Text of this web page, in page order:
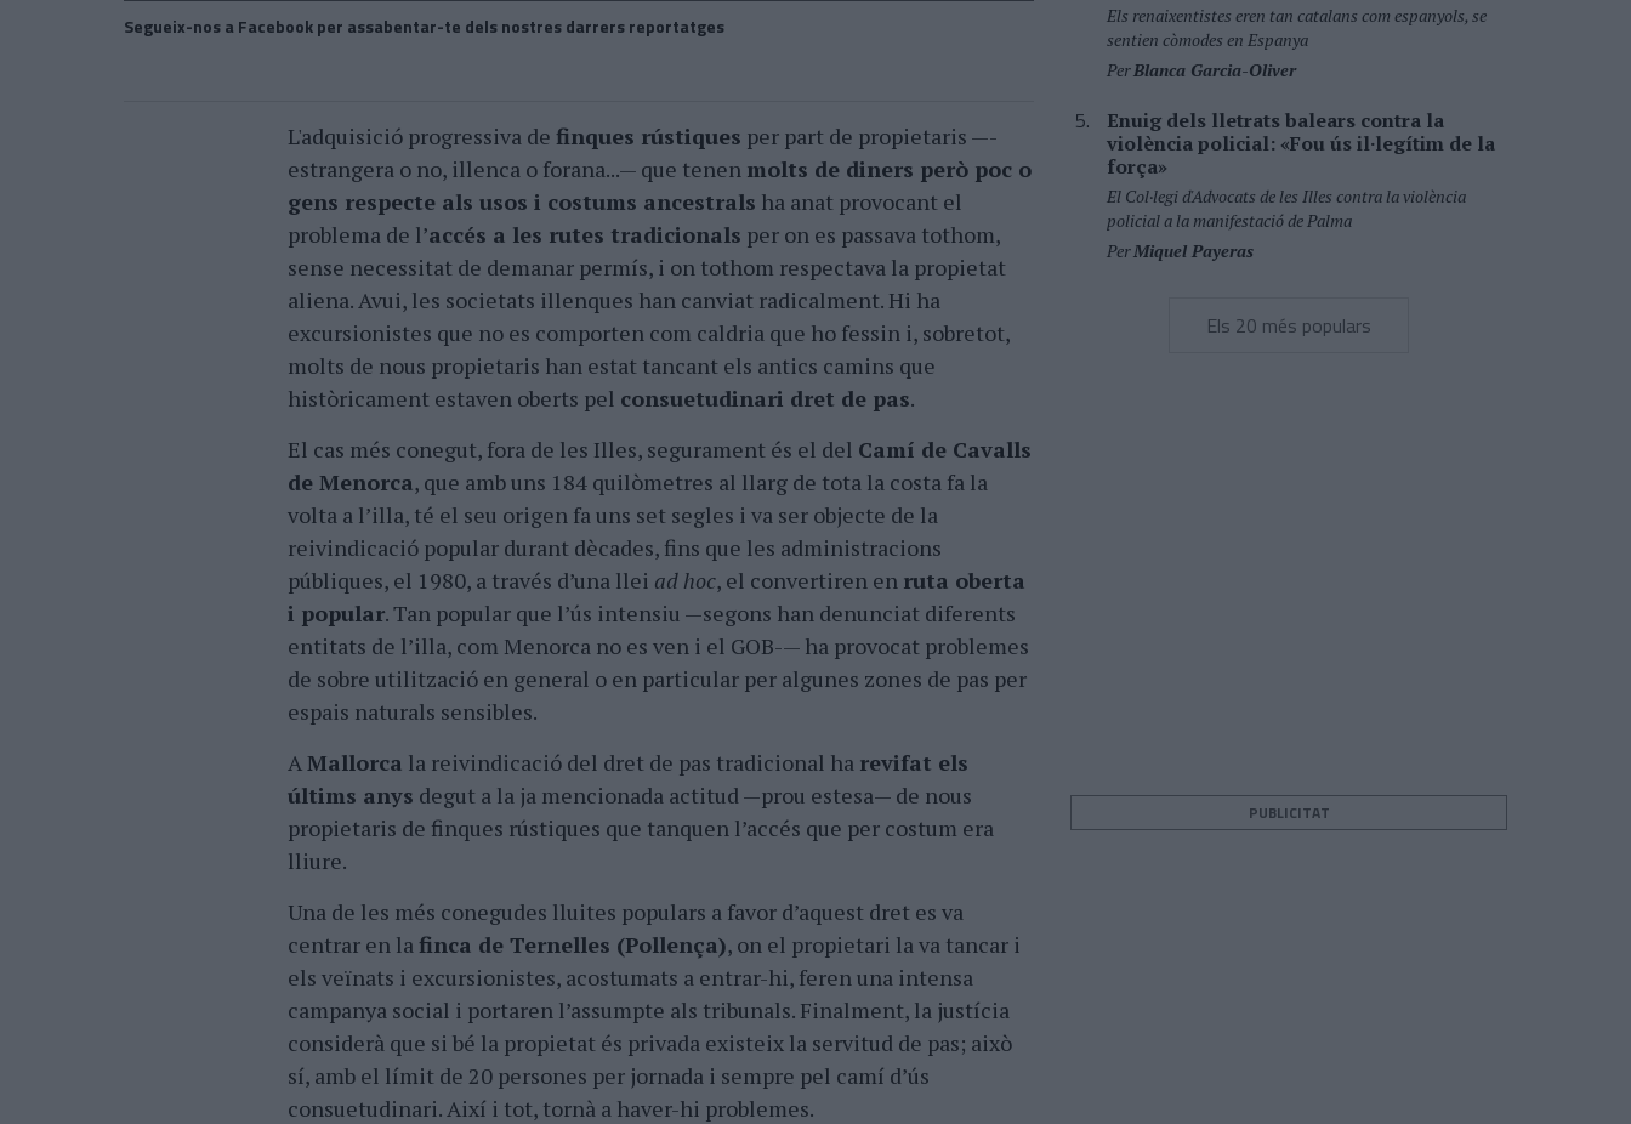
Segueix-nos a Facebook per assabentar-te dels nostres darrers reportatges
L'adquisició progressiva de finques rústiques per part de propietaris —-
estrangera o no, illenca o forana...— que tenen molts de diners però poc o
gens respecte als usos i costums ancestrals ha anat provocant el
problema de l’accés a les rutes tradicionals per on es passava tothom,
sense necessitat de demanar permís, i on tothom respectava la propietat
aliena. Avui, les societats illenques han canviat radicalment. Hi ha
excursionistes que no es comporten com caldria que ho fessin i, sobretot,
molts de nous propietaris han estat tancant els antics camins que
històricament estaven oberts pel consuetudinari dret de pas.
El cas més conegut, fora de les Illes, segurament és el del Camí de Cavalls
de Menorca, que amb uns 184 quilòmetres al llarg de tota la costa fa la
volta a l’illa, té el seu origen fa uns set segles i va ser objecte de la
reivindicació popular durant dècades, fins que les administracions
públiques, el 1980, a través d’una llei ad hoc, el convertiren en ruta oberta
i popular. Tan popular que l’ús intensiu —segons han denunciat diferents
entitats de l’illa, com Menorca no es ven i el GOB-— ha provocat problemes
de sobre utilització en general o en particular per algunes zones de pas per
espais naturals sensibles.
AMallorca la reivindicació del dret de pas tradicional ha revifat els
últims anys degut a la ja mencionada actitud —prou estesa— de nous
propietaris de finques rústiques que tanquen l’accés que per costum era
lliure.
Una de les més conegudes lluites populars a favor d’aquest dret es va
centrar en lafinca de Ternelles (Pollença), on el propietari la va tancar i
els veïnats i excursionistes, acostumats a entrar-hi, feren una intensa
campanya social i portaren l’assumpte als tribunals. Finalment, la justícia
considerà que si bé la propietat és privada existeix la servitud de pas; això
sí, amb el límit de 20 persones per jornada i sempre pel camí d’ús
consuetudinari. Així i tot, tornà a haver-hi problemes.
Els renaixentistes eren tan catalans com espanyols, se
sentien còmodes en Espanya
PerBlanca Garcia-Oliver
Enuig dels lletrats balears contra la
violència policial: «Fou ús il·legítim de la
força»
El Col·legi d'Advocats de les Illes contra la violència
policial a la manifestació de Palma
PerMiquel Payeras
Els 20 més populars
PUBLICITAT